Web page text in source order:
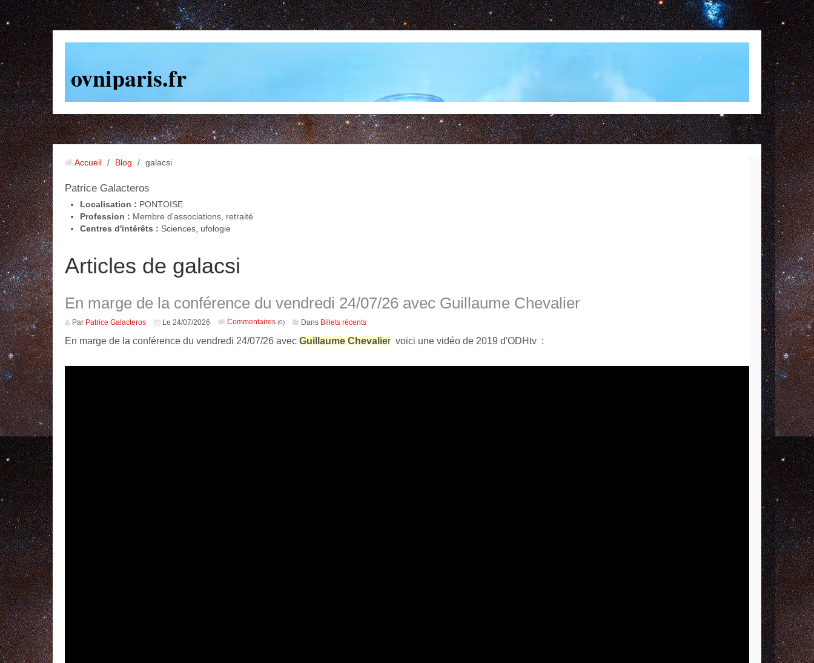
ovniparis.fr
Accueil / Blog / galacsi
Patrice Galacteros
Localisation : PONTOISE
Profession : Membre d'associations, retraité
Centres d'intérêts : Sciences, ufologie
Articles de galacsi
En marge de la conférence du vendredi 24/07/26 avec Guillaume Chevalier
Par Patrice Galacteros Le 24/07/2026 Commentaires (0) Dans Billets récents
En marge de la conférence du vendredi 24/07/26 avec Guillaume Chevalier voici une vidéo de 2019 d'ODHtv :